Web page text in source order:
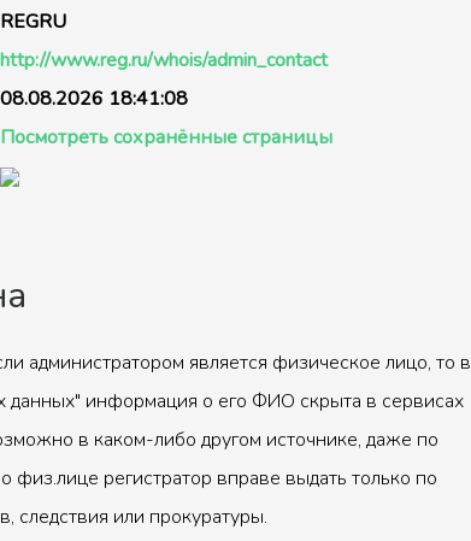
REGRU
http://www.reg.ru/whois/admin_contact
08.08.2026 18:41:08
Посмотреть сохранённые страницы
администратором является физическое лицо, то в
информация о его ФИО скрыта в сервисах
в каком-либо другом источнике, даже по
физ.лице регистратор вправе выдать только по
следствия или прокуратуры.